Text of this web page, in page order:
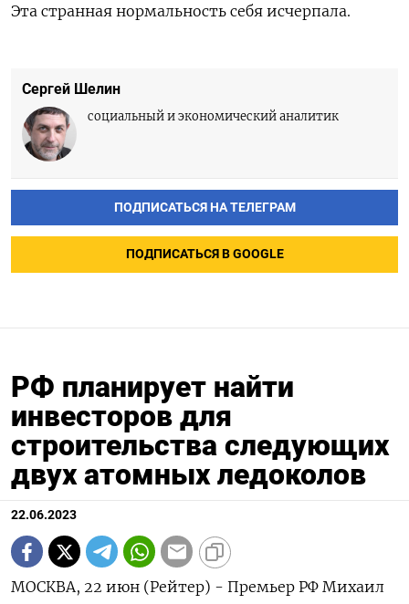
Эта странная нормальность себя исчерпала.
Сергей Шелин
социальный и экономический аналитик
ПОДПИСАТЬСЯ НА ТЕЛЕГРАМ
ПОДПИСАТЬСЯ В GOOGLE
РФ планирует найти
инвесторов для
строительства следующих
двух атомных ледоколов
22.06.2023
МОСКВА, 22 июн (Рейтер) - Премьер РФ Михаил